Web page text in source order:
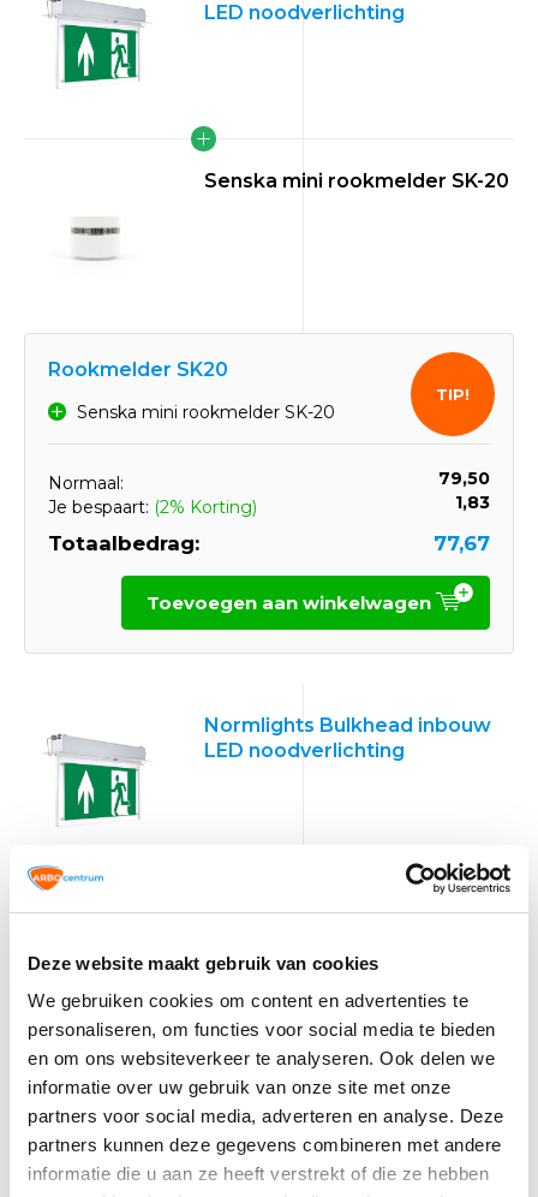
Deze website maakt gebruik van cookies
We gebruiken cookies om content en advertenties te
personaliseren, om functies voor social media te bieden
en om ons websiteverkeer te analyseren. Ook delen we
informatie over uw gebruik van onze site met onze
partners voor social media, adverteren en analyse. Deze
partners kunnen deze gegevens combineren met andere
informatie die u aan ze heeft verstrekt of die ze hebben
LED noodverlichting
Senska mini rookmelder SK-20
Rookmelder SK20
Senska mini rookmelder SK-20
Normaal:
79,50
Je bespaart: (2% Korting) 1,83
Totaalbedrag: 77,67
TIP!
Toevoegen aan winkelwagen
Normlights Bulkhead inbouw
LED noodverlichting
VCA
Veiligheidspictogrammen